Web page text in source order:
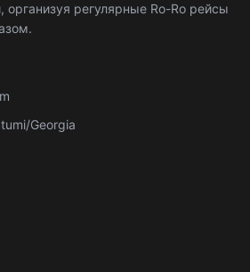
организуя регулярные Ro-Ro рейсы
Georgia